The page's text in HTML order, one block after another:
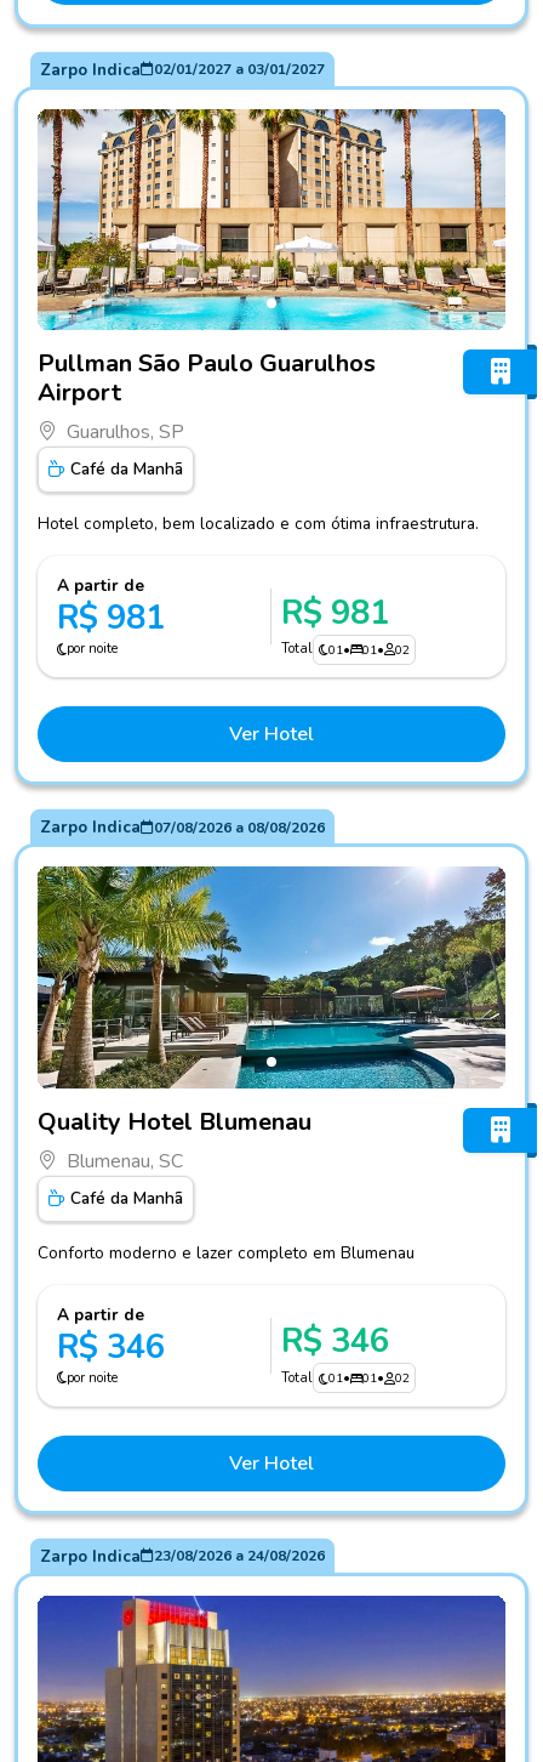
Zarpo Indica 02/01/2027a 03/01/2027
Fotos do hotel Pullman São Paulo Guarulhos Airport
Pullman São Paulo Guarulhos
Airport
Guarulhos, SP
Café da Manhã
Hotel completo, bem localizado e com ótima infraestrutura.
A partir de
R$ 981
por noite
R$ 981
Total 01• 01• 02
Ver Hotel
Zarpo Indica 07/08/2026a 08/08/2026
Quality Hotel Blumenau
Blumenau, SC
Café da Manhã
Conforto moderno e lazer completo em Blumenau
A partir de
R$ 346
por noite
R$ 346
Total 01• 01• 02
Ver Hotel
Zarpo Indica 23/08/2026a 24/08/2026